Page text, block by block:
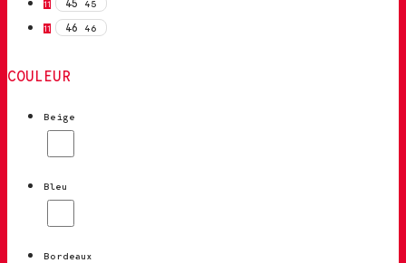
11 45 45
11 46 46
COULEUR
Beige
Bleu
Bordeaux